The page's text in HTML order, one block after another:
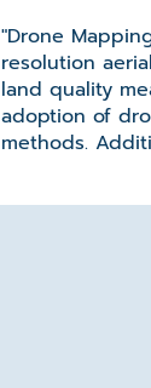
"Drone
resolution
land quality
adoption of
methods.